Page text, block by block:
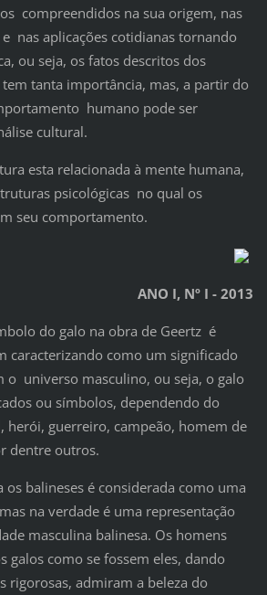
compreendidos na sua origem, nas
nas aplicações cotidianas tornando
ou seja, os fatos descritos dos
tanta importância, mas, a partir do
humano pode ser
cultural.
esta relacionada à mente humana,
psicológicas no qual os
seu comportamento.
ANO I, Nº I - 2013
do galo na obra de Geertz é
caracterizando como um significado
o universo masculino, ou seja, o galo
ou símbolos, dependendo do
guerreiro, campeão, homem de
dentre outros.
os balineses é considerada como uma
na verdade é uma representação
masculina balinesa. Os homens
galos como se fossem eles, dando
rigorosas, admiram a beleza do